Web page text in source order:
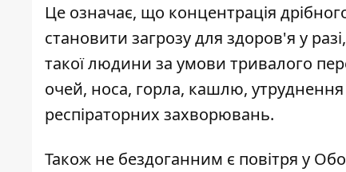
Це означає, що концентрація
становити загрозу для здоров'я у
такої людини за умови тривалого
очей, носа, горла, кашлю,
респіраторних захворювань.
Також не бездоганним є повітря у